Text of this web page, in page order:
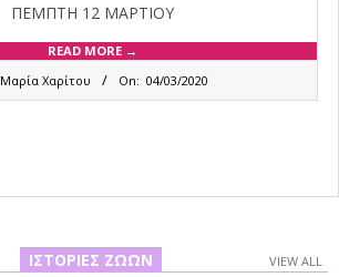
ΠΕΜΠΤΗ 12 ΜΑΡΤΙΟΥ
READ MORE →
Μαρία Χαρίτου On: 04/03/2020
ΙΣΤΟΡΊΕΣ ΖΏΩΝ VIEW ALL